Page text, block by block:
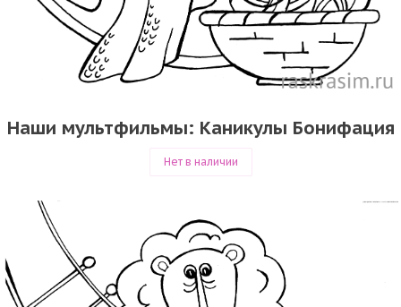
Наши мультфильмы: Каникулы Бонифация
Нет в наличии